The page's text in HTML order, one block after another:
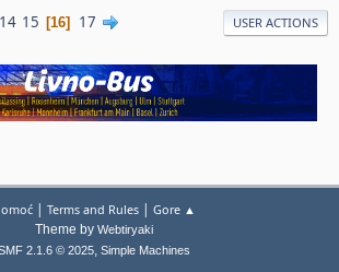
14 15 16 17 USER ACTIONS
| Terms and Rules| Gore ▲
Theme by Webtiryaki
2.1.6 © 2025, Simple Machines